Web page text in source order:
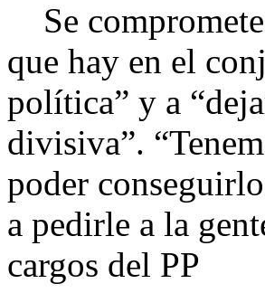
Se
que hay en el
política” y a
divisiva”.
poder
a pedirle a la
cargos del PP